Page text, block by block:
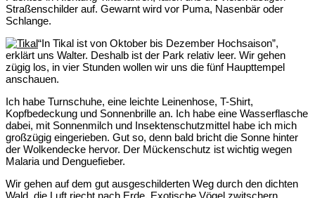
Straßenschilder auf. Gewarnt wird vor Puma, Nasenbär oder
Schlange.
“In Tikal ist von Oktober bis Dezember Hochsaison”,
erklärt uns Walter. Deshalb ist der Park relativ leer. Wir gehen
zügig los, in vier Stunden wollen wir uns die fünf Haupttempel
anschauen.
Ich habe Turnschuhe, eine leichte Leinenhose, T-Shirt,
Kopfbedeckung und Sonnenbrille an. Ich habe eine Wasserflasche
dabei, mit Sonnenmilch und Insektenschutzmittel habe ich mich
großzügig eingerieben. Gut so, denn bald bricht die Sonne hinter
der Wolkendecke hervor. Der Mückenschutz ist wichtig wegen
Malaria und Denguefieber.
Wir gehen auf dem gut ausgeschilderten Weg durch den dichten
Wald, die Luft riecht nach Erde. Exotische Vögel zwitschern